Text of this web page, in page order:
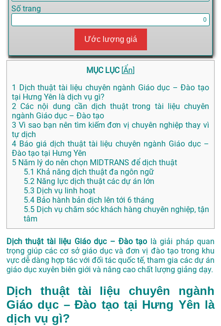
Số trang
Ước lượng giá
MỤC LỤC [Ẩn]
1
Dịch thuật tài liệu chuyên ngành Giáo dục – Đào tạo
tại Hưng Yên là dịch vụ gì?
2 Các nội dung cần dịch thuật trong tài liệu chuyên
ngành Giáo dục – Đào tạo
3 Vì sao bạn nên tìm kiếm đơn vị chuyên nghiệp thay vì
tự dịch
4 Báo giá dịch thuật tài liệu chuyên ngành Giáo dục –
Đào tạo tại Hưng Yên
5 Năm lý do nên chọn MIDTRANS để dịch thuật
5.1 Khả năng dịch thuật đa ngôn ngữ
5.2 Năng lực dịch thuật các dự án lớn
5.3 Dịch vụ linh hoạt
5.4 Bảo hành bản dịch lên tới 6 tháng
5.5 Dịch vụ chăm sóc khách hàng chuyên nghiệp, tận
tâm
Dịch thuật tài liệu Giáo dục – Đào tạo là giải pháp quan
trọng giúp các cơ sở giáo dục và đơn vị đào tạo trong khu
vực dễ dàng hợp tác với đối tác quốc tế, tham gia các dự án
giáo dục xuyên biên giới và nâng cao chất lượng giảng dạy.
Dịch thuật tài liệu chuyên ngành
Giáo dục – Đào tạo tại Hưng Yên là
dịch vụ gì?